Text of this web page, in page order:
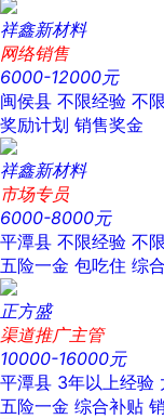
祥鑫新材料
网络销售
6000-12000元
闽侯县 不限经验 不
奖励计划 销售奖金
祥鑫新材料
市场专员
6000-8000元
平潭县 不限经验 不
五险一金 包吃住 综
正方盛
渠道推广主管
10000-16000元
平潭县 3年以上经验
五险一金 综合补贴